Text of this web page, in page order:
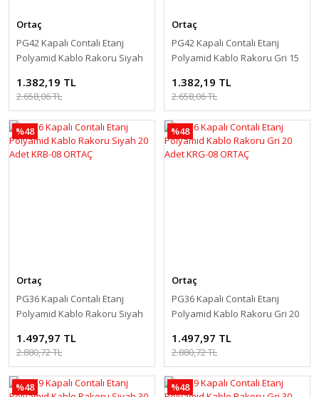
Ortaç
PG42 Kapalı Contalı Etanj
Polyamid Kablo Rakoru Siyah
1.382,19 TL
2.658,06 TL
Ortaç
PG42 Kapalı Contalı Etanj
Polyamid Kablo Rakoru Gri 15
1.382,19 TL
2.658,06 TL
%48
Ortaç
PG36 Kapalı Contalı Etanj
Polyamid Kablo Rakoru Siyah
1.497,97 TL
2.880,72 TL
%48
Ortaç
PG36 Kapalı Contalı Etanj
Polyamid Kablo Rakoru Gri 20
1.497,97 TL
2.880,72 TL
%48 %48